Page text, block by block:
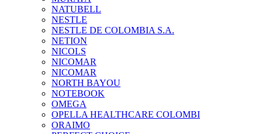
NATUBELL
NESTLE
NESTLE DE COLOMBIA S.A.
NETION
NICOLS
NICOMAR
NICOMAR
NORTH BAYOU
NOTEBOOK
OMEGA
OPELLA HEALTHCARE COLOMBI
ORAIMO